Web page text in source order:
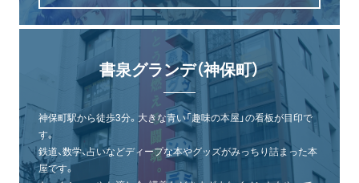
書泉グランデ（神保町）
神保町駅から徒歩3分。大きな青い「趣味の本屋」の看板が目印で
す。
鉄道、数学、占いなどディープな本やグッズがみっちり詰まった本
屋です。